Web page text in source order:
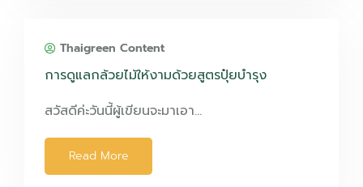
Thaigreen Content
การดูแลกล้วยไม้ให้งามด้วยสูตรปุ๋ยบำรุง
สวัสดีค่ะวันนี้ผู้เขียนจะมาเอา…
Read More